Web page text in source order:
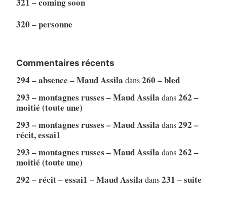
320 – personne
Commentaires récents
294 – absence – Maud Assila dans260 – bled
293 – montagnes russes – Maud Assila dans262 –
moitié (toute une)
293 – montagnes russes – Maud Assila dans292 –
récit, essai1
293 – montagnes russes – Maud Assila dans262 –
moitié (toute une)
292 – récit – essai1 – Maud Assila dans231 – suite